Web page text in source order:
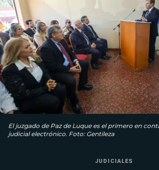
El juzgado de Paz de Luque es el primero en
judicial electrónico. Foto: Gentileza
JUDICIALES